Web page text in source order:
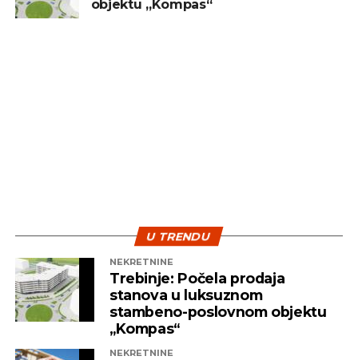
sredstvo za brzu zaradu. Ključ uspjeha leži u
objektu „Kompas“
U TRENDU
NEKRETNINE
Trebinje: Počela prodaja
stanova u luksuznom
stambeno-poslovnom objektu
„Kompas“
NEKRETNINE